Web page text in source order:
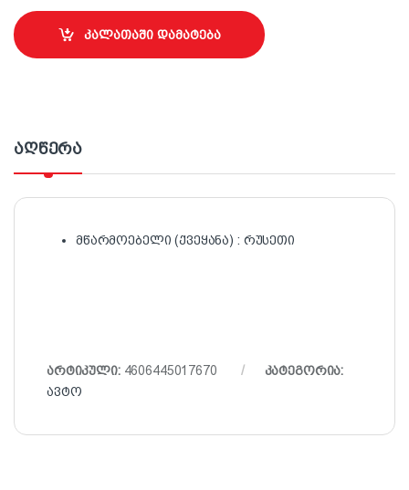
კალათაში დამატება
აღწერა
მწარმოებელი (ქვეყანა) : რუსეთი
არტიკული: 4606445017670
კატეგორია:
ავტო